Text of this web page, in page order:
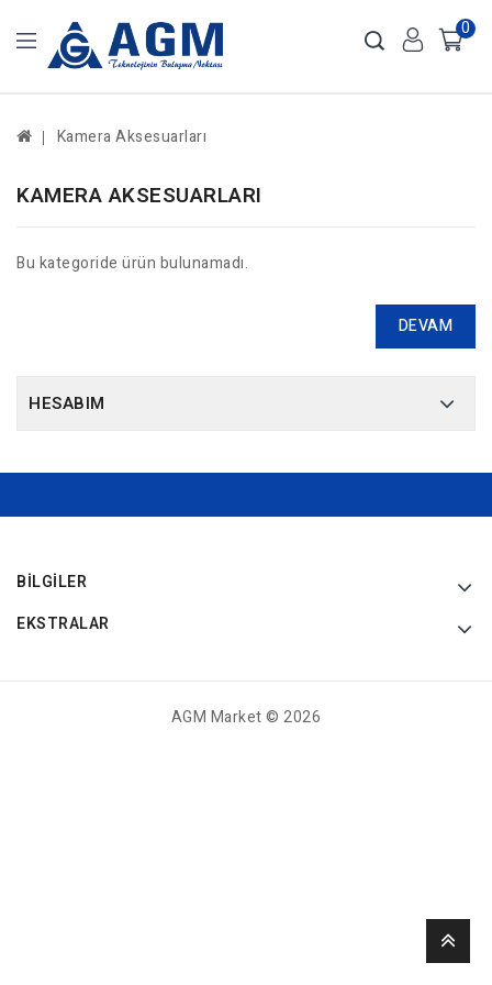
0
Kamera Aksesuarları
KAMERA AKSESUARLARI
Bu kategoride ürün bulunamadı.
DEVAM
HESABIM
BILGILER
EKSTRALAR
AGM Market © 2026